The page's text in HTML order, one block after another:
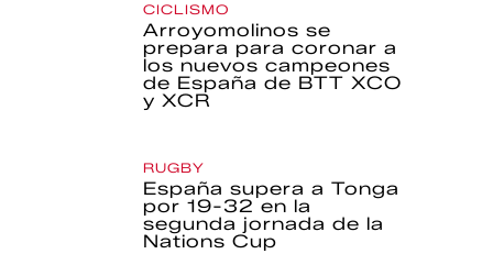
CICLISMO
Arroyomolinos se
prepara para coronar a
los nuevos campeones
de España de BTT XCO
y XCR
RUGBY
España supera a Tonga
por 19-32 en la
segunda jornada de la
Nations Cup